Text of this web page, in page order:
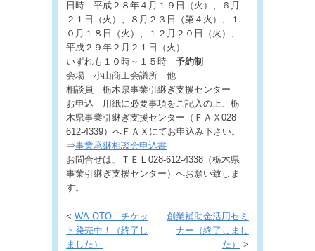
日時 平成２８年４月１９日（火）、６月
２１日（火）、８月２３日（第４火）、１
０月１８日（火）、１２月２０日（火）、
平成２９年２月２１日（火）
いずれも１０時～１５時予約制
会場 小山商工会議所 他
相談員 栃木県事業引継ぎ支援センター
お申込 用紙に必要事項をご記入の上、栃
木県事業引継ぎ支援センター（ＦＡＸ028-
612-4339）へＦＡＸにてお申込み下さい。
⇒事業承継相談会申込書
お問合せは、ＴＥＬ028-612-4338（栃木県
事業引継ぎ支援センター）へお願い致しま
す。
<WA-OTO チケッ
ト発売中！（終了し
ました）
創業補助金活用セミ
ナー（終了しまし
た）
>